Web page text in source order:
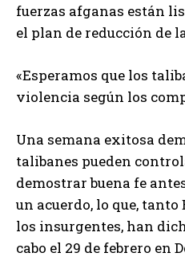
fuerzas afganas están
el plan de reducción de
«Esperamos que los
violencia según los
Una semana exitosa
talibanes pueden
demostrar buena fe
un acuerdo, lo que, tanto
los insurgentes, han
cabo el 29 de febrero en